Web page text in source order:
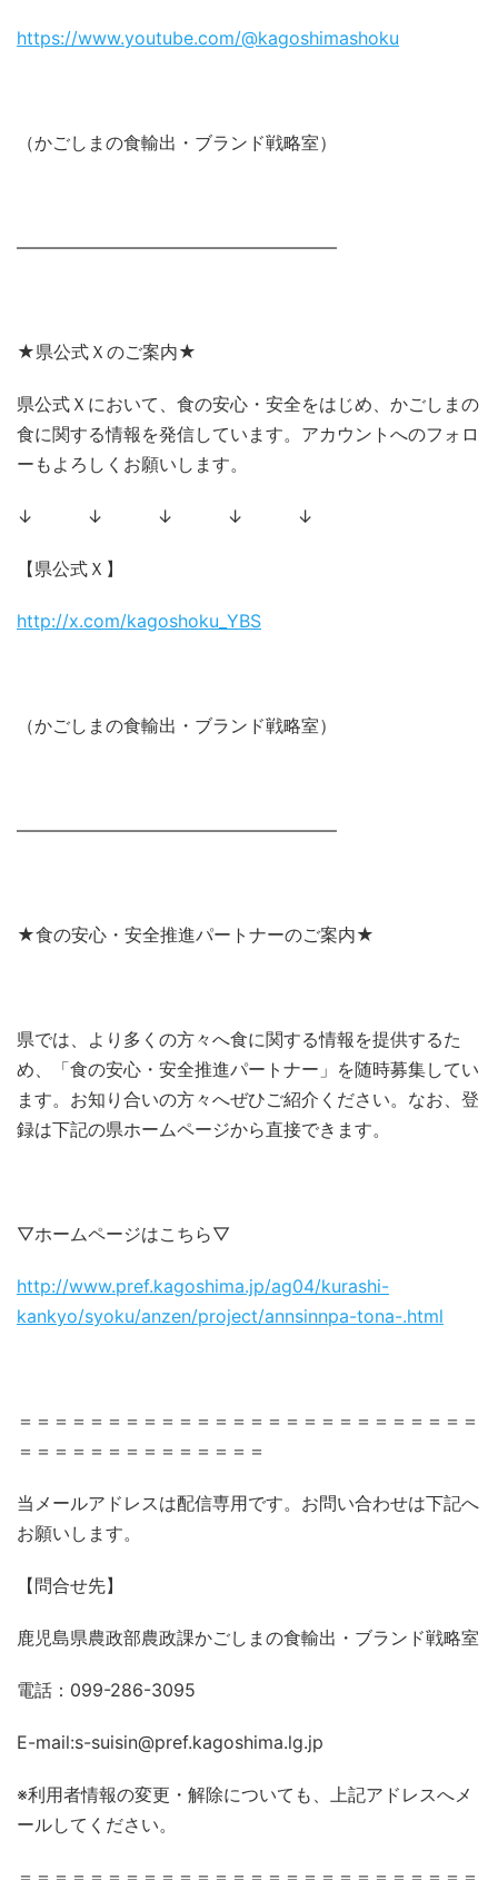
https://www.youtube.com/@kagoshimashoku
（かごしまの食輸出・ブランド戦略室）
――――――――――――――――――
★県公式Ｘのご案内★
県公式Ｘにおいて、食の安心・安全をはじめ、かごしまの
食に関する情報を発信しています。アカウントへのフォロ
ーもよろしくお願いします。
↓ ↓ ↓ ↓ ↓
【県公式Ｘ】
http://x.com/kagoshoku_YBS
（かごしまの食輸出・ブランド戦略室）
――――――――――――――――――
★食の安心・安全推進パートナーのご案内★
県では、より多くの方々へ食に関する情報を提供するた
め、「食の安心・安全推進パートナー」を随時募集してい
ます。お知り合いの方々へぜひご紹介ください。なお、登
録は下記の県ホームページから直接できます。
▽ホームページはこちら▽
http://www.pref.kagoshima.jp/ag04/kurashi-
kankyo/syoku/anzen/project/annsinnpa-tona-.html
＝＝＝＝＝＝＝＝＝＝＝＝＝＝＝＝＝＝＝＝＝＝＝＝＝＝
＝＝＝＝＝＝＝＝＝＝＝＝＝＝
当メールアドレスは配信専用です。お問い合わせは下記へ
お願いします。
【問合せ先】
鹿児島県農政部農政課かごしまの食輸出・ブランド戦略室
電話：099-286-3095
E-mail:s-suisin@pref.kagoshima.lg.jp
※利用者情報の変更・解除についても、上記アドレスへメ
ールしてください。